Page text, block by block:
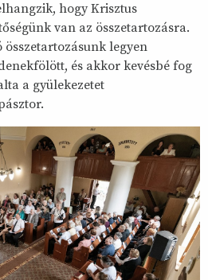
hogy Krisztus
van az összetartozásra.
legyen
és akkor kevésbé fog
a gyülekezetet